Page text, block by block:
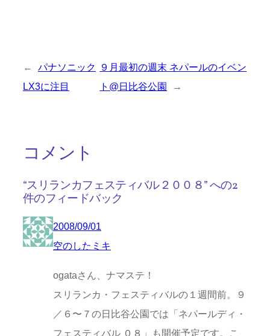
←
パナソニック
LX3に注目
９月最初の週末 ネパールのイベン
ト@日比谷公園
→
コメント
“スリランカフェスティバル２００８” への2
件のフィードバック
2008/09/01
空のしたミキ
ogataさん、ナマステ！
スリランカ・フェスティバルの１週間前。９
／６〜７の日比谷公園では「ネパールディ・
フェスティバル ０８」も開催予定です。こ